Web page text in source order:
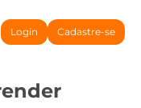
Login Cadastre-se